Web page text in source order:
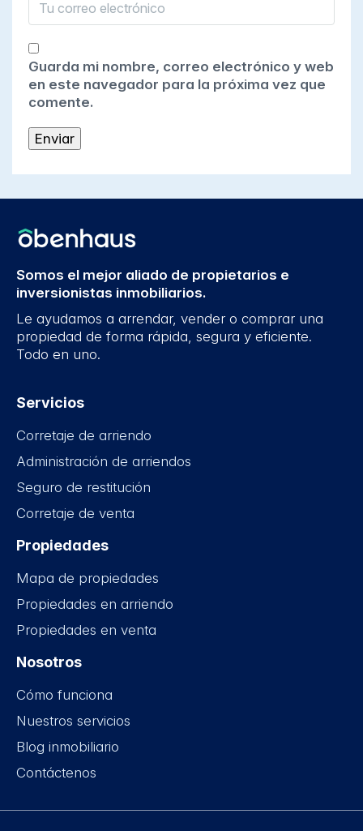
Guarda mi nombre, correo electrónico y web
en este navegador para la próxima vez que
comente.
Somos el mejor aliado de propietarios e
inversionistas inmobiliarios.
Le ayudamos a arrendar, vender o comprar una
propiedad de forma rápida, segura y eficiente.
Todo en uno.
Servicios
Corretaje de arriendo
Administración de arriendos
Seguro de restitución
Corretaje de venta
Propiedades
Mapa de propiedades
Propiedades en arriendo
Propiedades en venta
Nosotros
Cómo funciona
Nuestros servicios
Blog inmobiliario
Contáctenos